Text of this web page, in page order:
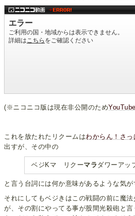
(※ニコニコ版は現在非公開のため
これを放たれたリクームはわからん！さ
出すが、その中の
ベジKマ リクーマラダワーアッ
と言う台詞には何か意味があるような気
それにしてもベジきはこの戦闘の前に魔
が、その割にやってる事が股間光殺砲と言